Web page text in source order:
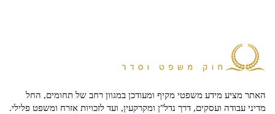
האתר מציע מידע משפטי מקיף ומעודכן במגוון רחב של תחומים, החל
מדיני עבודה ועסקים, דרך נדל"ן ומקרקעין, ועד לזכויות אזרח ומשפט פלילי.